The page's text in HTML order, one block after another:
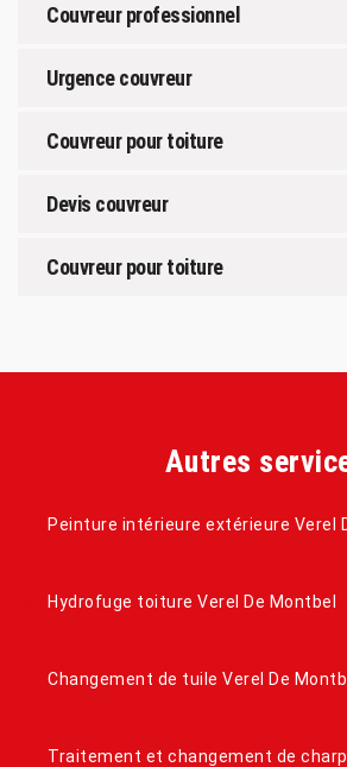
Couvreur professionnel
Urgence couvreur
Couvreur pour toiture
Devis couvreur
Couvreur pour toiture
Autres
Peinture intérieure extérieure Verel
Hydrofuge toiture Verel De Montbel
Changement de tuile Verel De
Traitement et changement de